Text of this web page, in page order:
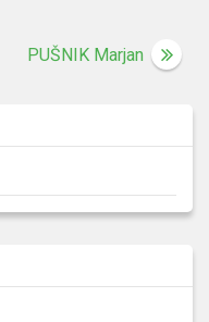
PUŠNIK Marjan